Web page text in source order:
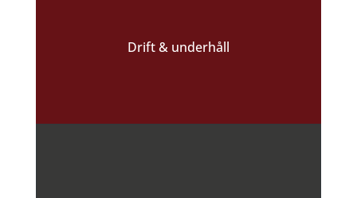
Drift & underhåll